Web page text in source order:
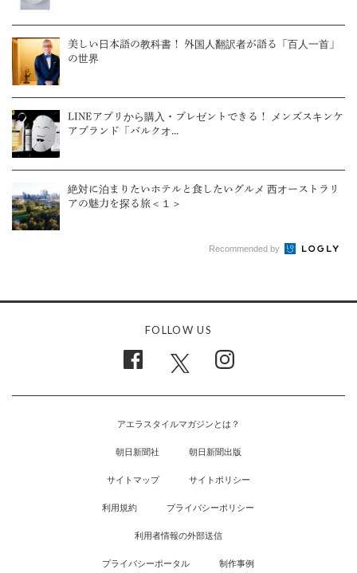
美しい日本語の教科書！ 外国人翻訳者が語る「百人一首」
の世界
LINEアプリから購入・プレゼントできる！ メンズスキンケ
アブランド「バルクオ...
絶対に泊まりたいホテルと食したいグルメ 西オーストラリ
アの魅力を探る旅＜１＞
Recommended by
FOLLOW US
アエラスタイルマガジンとは？
朝日新聞社 朝日新聞出版
サイトマップ サイトポリシー
利用規約 プライバシーポリシー
利用者情報の外部送信
プライバシーポータル 制作事例